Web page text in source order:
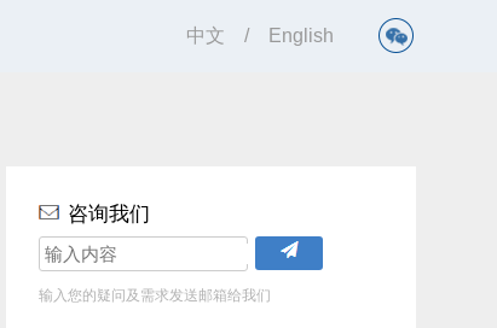
中文 / English
咨询我们
输入您的疑问及需求发送邮箱给我们